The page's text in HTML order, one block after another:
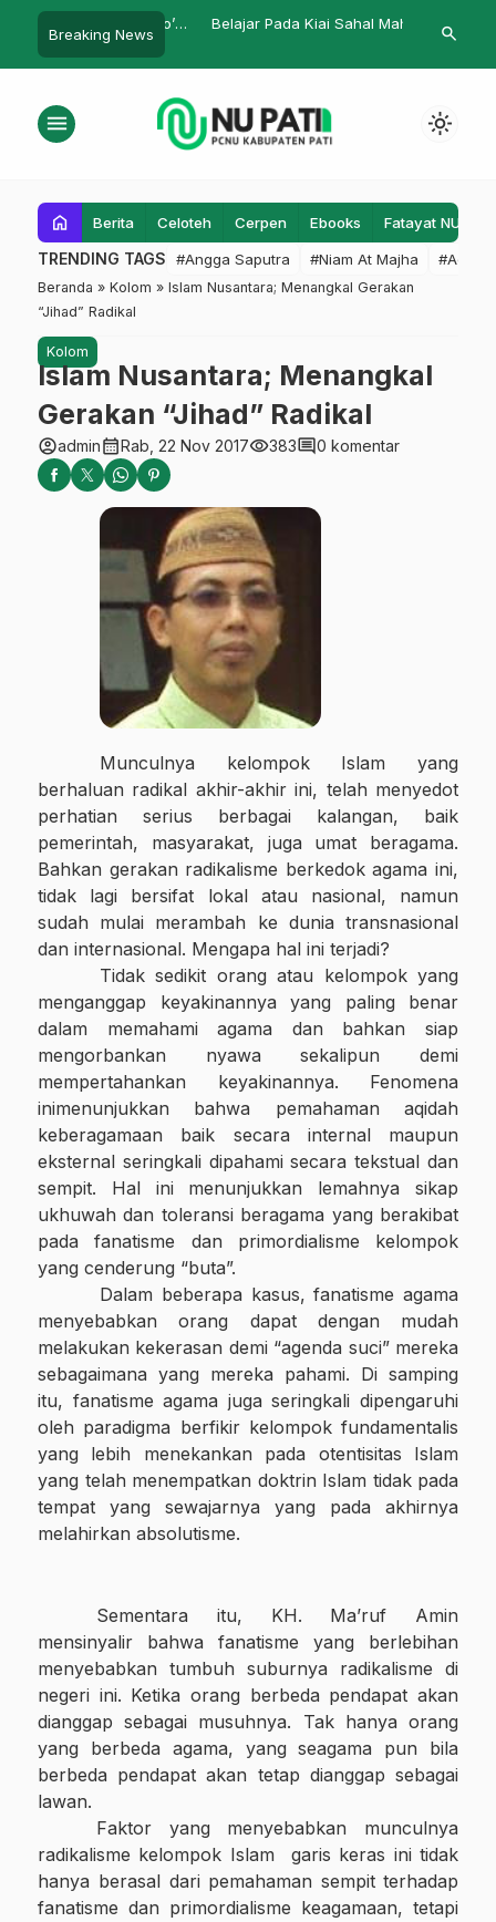
Breaking News
Belajar Pada Kiai Sahal Mahfudh
IPNU-search
menu light_mode
home Berita Celoteh Cerpen Ebooks Fatayat NU
TRENDING TAGS #Angga Saputra #Niam At Majha #Admin
Beranda » Kolom » Islam Nusantara; Menangkal Gerakan
“Jihad” Radikal
Kolom
Islam Nusantara; Menangkal
Gerakan “Jihad” Radikal
account_circleadmincalendar_monthRab, 22 Nov 2017visibility383comment0 komentar
Munculnya kelompok Islam yang
berhaluan radikal akhir-akhir ini, telah menyedot
perhatian serius berbagai kalangan, baik
pemerintah, masyarakat, juga umat beragama.
Bahkan gerakan radikalisme berkedok agama ini,
tidak lagi bersifat lokal atau nasional, namun
sudah mulai merambah ke dunia transnasional
dan internasional. Mengapa hal ini terjadi?
Tidak sedikit orang atau kelompok yang
menganggap keyakinannya yang paling benar
dalam memahami agama dan bahkan siap
mengorbankan nyawa sekalipun demi
mempertahankan keyakinannya. Fenomena
inimenunjukkan bahwa pemahaman aqidah
keberagamaan baik secara internal maupun
eksternal seringkali dipahami secara tekstual dan
sempit. Hal ini menunjukkan lemahnya sikap
ukhuwah dan toleransi beragama yang berakibat
pada fanatisme dan primordialisme kelompok
yang cenderung “buta”.
Dalam beberapa kasus, fanatisme agama
menyebabkan orang dapat dengan mudah
melakukan kekerasan demi “agenda suci” mereka
sebagaimana yang mereka pahami. Di samping
itu, fanatisme agama juga seringkali dipengaruhi
oleh paradigma berfikir kelompok fundamentalis
yang lebih menekankan pada otentisitas Islam
yang telah menempatkan doktrin Islam tidak pada
tempat yang sewajarnya yang pada akhirnya
melahirkan absolutisme.
Sementara itu, KH. Ma’ruf Amin
mensinyalir bahwa fanatisme yang berlebihan
menyebabkan tumbuh suburnya radikalisme di
negeri ini. Ketika orang berbeda pendapat akan
dianggap sebagai musuhnya. Tak hanya orang
yang berbeda agama, yang seagama pun bila
berbeda pendapat akan tetap dianggap sebagai
lawan.
Faktor yang menyebabkan munculnya
radikalisme kelompok Islam
garis keras ini tidak
hanya berasal dari pemahaman sempit terhadap
fanatisme dan primordialisme keagamaan, tetapi